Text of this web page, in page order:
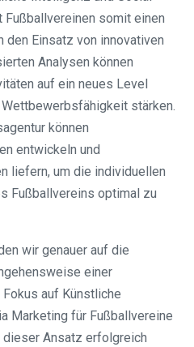
Fußballvereinen somit einen
den Einsatz von innovativen
Analysen können
auf ein neues Level
stärken.
können
entwickeln und
liefern, um die individuellen
Fußballvereins optimal zu
wir genauer auf die
einer
auf Künstliche
Marketing für Fußballvereine
dieser Ansatz erfolgreich